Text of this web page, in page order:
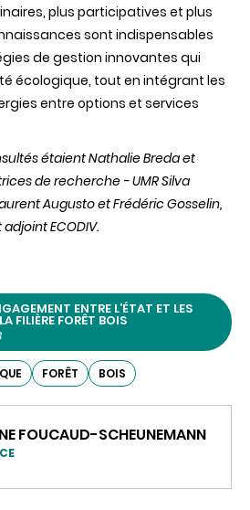
plus participatives et plus
sont indispensables
de gestion innovantes qui
écologique, tout en intégrant les
entre options et services
étaient Nathalie Breda et
de recherche - UMR Silva
Augusto et Frédéric Gosselin,
ECODIV.
ENTRE L’ÉTAT ET LES
FILIÈRE FORÊT BOIS
FORÊT BOIS
FOUCAUD-SCHEUNEMANN